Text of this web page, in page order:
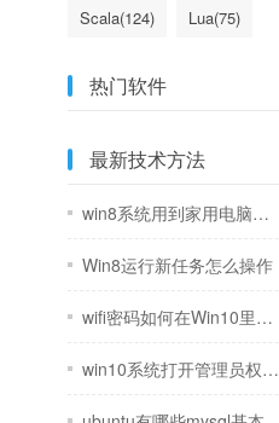
Scala(124) Lua(75)
热门软件
最新技术方法
win8系统用到家用电脑上会不会浪费
Win8运行新任务怎么操作
wifi密码如何在Win10里查看
win10系统打开管理员权限办法